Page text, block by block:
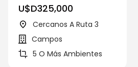
U$D325,000
Cercanos A Ruta 3
Campos
5 O Más Ambientes